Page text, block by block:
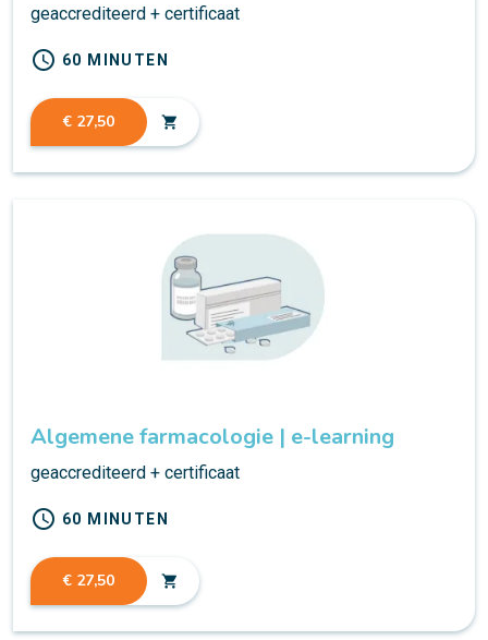
geaccrediteerd + certificaat
schedule 60 MINUTEN
€ 27,50 shopping_cart
Algemene farmacologie | e-learning
geaccrediteerd + certificaat
schedule 60 MINUTEN
€ 27,50 shopping_cart